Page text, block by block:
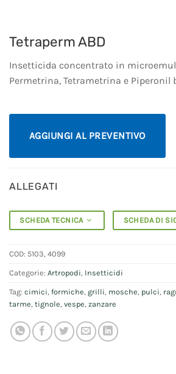
Tetraperm ABD
Insetticida concentrato in
Permetrina, Tetrametrina e Piperonil
AGGIUNGI AL PREVENTIVO
ALLEGATI
SCHEDA TECNICA SCHEDA DI
COD: 5103, 4099
Categorie: Artropodi Insetticidi
Tag: cimici formiche grilli mosche pulci
tarme tignole vespe zanzare